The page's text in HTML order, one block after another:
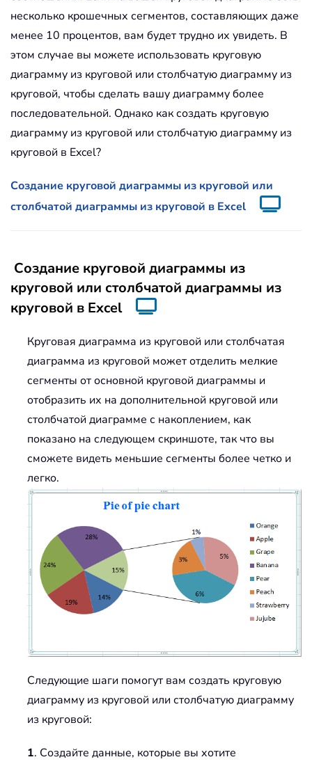
несколько крошечных сегментов, составляющих даже
менее 10 процентов, вам будет трудно их увидеть. В
этом случае вы можете использовать круговую
диаграмму из круговой или столбчатую диаграмму из
круговой, чтобы сделать вашу диаграмму более
последовательной. Однако как создать круговую
диаграмму из круговой или столбчатую диаграмму из
круговой в Excel?
Создание круговой диаграммы из круговой или
столбчатой диаграммы из круговой в Excel
Создание круговой диаграммы из
круговой или столбчатой диаграммы из
круговой в Excel
Круговая диаграмма из круговой или столбчатая
диаграмма из круговой может отделить мелкие
сегменты от основной круговой диаграммы и
отобразить их на дополнительной круговой или
столбчатой диаграмме с накоплением, как
показано на следующем скриншоте, так что вы
сможете видеть меньшие сегменты более четко и
легко.
Следующие шаги помогут вам создать круговую
диаграмму из круговой или столбчатую диаграмму
из круговой:
1. Создайте данные, которые вы хотите